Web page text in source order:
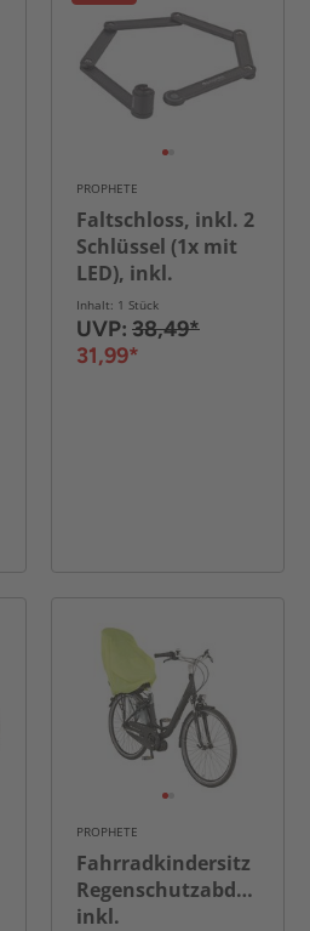
PROPHETE
Faltschloss, inkl. 2
Schlüssel (1x mit
LED), inkl.
Rahmenhalterung,
Länge: 85 cm
Inhalt: 1 Stück
UVP: 38,49*
31,99*
PROPHETE
Fahrradkindersitz
inkl.